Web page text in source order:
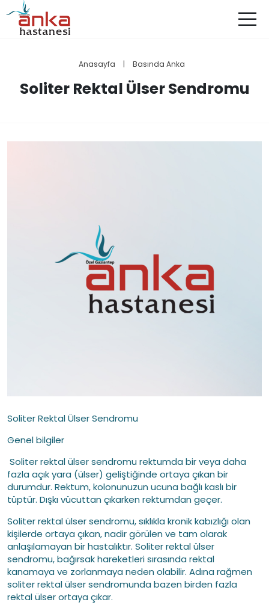
Anasayfa | Basında Anka
Soliter Rektal Ülser Sendromu
Soliter Rektal Ülser Sendromu
Genel bilgiler
Soliter rektal ülser sendromu rektumda bir veya daha
fazla açık yara (ülser) geliştiğinde ortaya çıkan bir
durumdur. Rektum, kolonunuzun ucuna bağlı kaslı bir
tüptür. Dışkı vücuttan çıkarken rektumdan geçer.
Soliter rektal ülser sendromu, sıklıkla kronik kabızlığı olan
kişilerde ortaya çıkan, nadir görülen ve tam olarak
anlaşılamayan bir hastalıktır. Soliter rektal ülser
sendromu, bağırsak hareketleri sırasında rektal
kanamaya ve zorlanmaya neden olabilir. Adına rağmen
soliter rektal ülser sendromunda bazen birden fazla
rektal ülser ortaya çıkar.